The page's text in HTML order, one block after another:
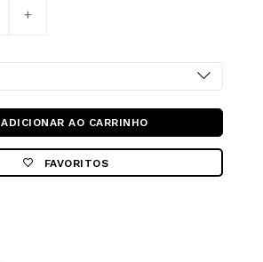
ADICIONAR AO CARRINHO
FAVORITOS